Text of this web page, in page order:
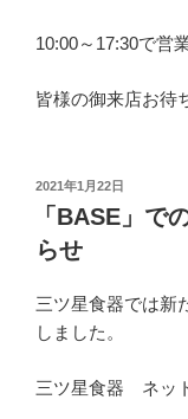
10:00～17:30で営
皆様の御来店お待
投
2021年1月22日
「BASE」で
らせ
三ツ星食器では新
しました。
三ツ星食器 ネッ